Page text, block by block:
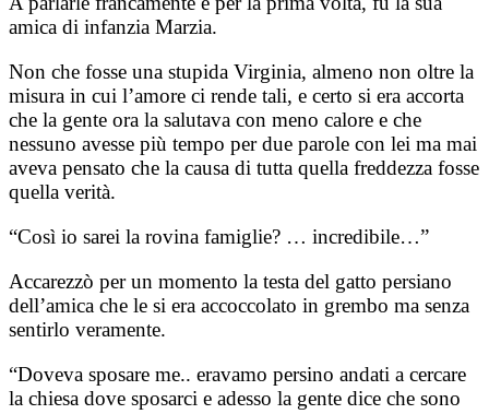
amica di infanzia Marzia.
Non che fosse una stupida Virginia, almeno non oltre la
misura in cui l’amore ci rende tali, e certo si era accorta
che la gente ora la salutava con meno calore e che
nessuno avesse più tempo per due parole con lei ma mai
aveva pensato che la causa di tutta quella freddezza fosse
quella verità.
“Così io sarei la rovina famiglie? … incredibile…”
Accarezzò per un momento la testa del gatto persiano
dell’amica che le si era accoccolato in grembo ma senza
sentirlo veramente.
“Doveva sposare me.. eravamo persino andati a cercare
la chiesa dove sposarci e adesso la gente dice che sono